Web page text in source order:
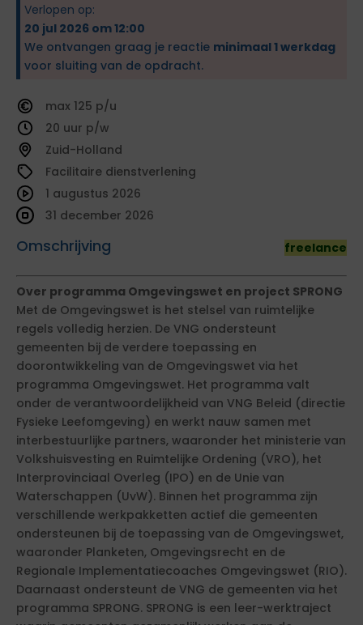
Verlopen op:
20 jul 2026 om 12:00
We ontvangen graag je reactie minimaal 1 werkdag
voor sluiting van de opdracht.
125
20
Zuid-Holland
Facilitaire dienstverlening
Omschrijving freelance
1 augustus 2026
31 december 2026
Over programma Omgevingswet en project SPRONG
Met de Omgevingswet is het stelsel van ruimtelijke
regels volledig herzien. De VNG ondersteunt
gemeenten bij de verdere toepassing en
doorontwikkeling van de Omgevingswet via het
programma Omgevingswet. Het programma valt
onder de verantwoordelijkheid van VNG Beleid (directie
Fysieke Leefomgeving) en werkt nauw samen met
interbestuurlijke partners, waaronder het ministerie van
Volkshuisvesting en Ruimtelijke Ordening (VRO), het
Interprovinciaal Overleg (IPO) en de Unie van
Waterschappen (UvW). Binnen het programma zijn
verschillende werkpakketten actief die gemeenten
ondersteunen bij de toepassing van de Omgevingswet,
waaronder Planketen, Omgevingsrecht en de
Regionale Implementatiecoaches Omgevingswet (RIO).
Daarnaast ondersteunt de VNG de gemeenten via het
programma SPRONG. SPRONG is een leer-werktraject